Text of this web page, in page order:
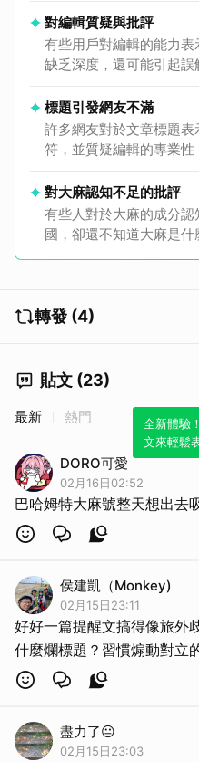
對編輯質疑與批評
有些用戶對編輯的能力
缺乏深度，還可能引起誤
標題引發網友不滿
許多網友對於文章標題
符，並質疑編輯的專業性
對大麻認知不足的批評
有些人對於大麻的成分
國，卻還不知道大麻是什
轉發 (4)
貼文 (23)
全新體驗
文來輕鬆
最新 熱門
DORO可愛
02月16日02:52
巴哈姆特大麻號整天想出去
侯建凱（Monkey)
02月15日23:11
好好一篇提醒文搞得像旅外
什麼爛標題？習慣煽動對立
盡力了😐
02月15日23:03